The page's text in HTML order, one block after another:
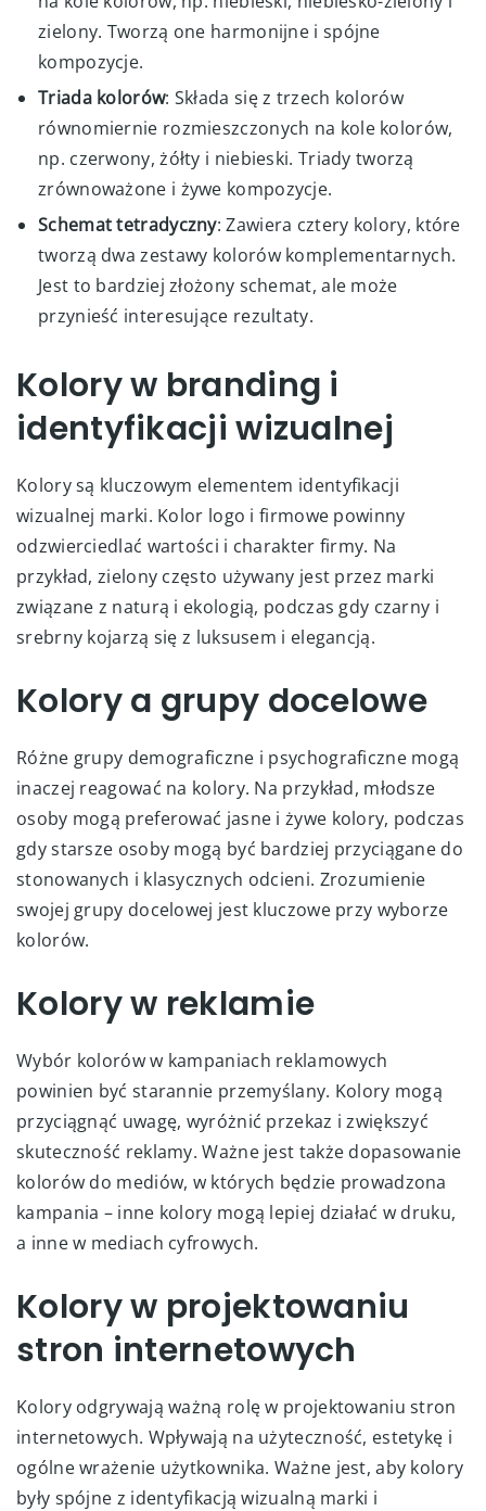
zielony. Tworzą one harmonijne i spójne
kompozycje.
Triada kolorów: Składa się z trzech kolorów
równomiernie rozmieszczonych na kole kolorów,
np. czerwony, żółty i niebieski. Triady tworzą
zrównoważone i żywe kompozycje.
Schemat tetradyczny: Zawiera cztery kolory, które
tworzą dwa zestawy kolorów komplementarnych.
Jest to bardziej złożony schemat, ale może
przynieść interesujące rezultaty.
Kolory w branding i
identyfikacji wizualnej
Kolory są kluczowym elementem identyfikacji
wizualnej marki. Kolor logo i firmowe powinny
odzwierciedlać wartości i charakter firmy. Na
przykład, zielony często używany jest przez marki
związane z naturą i ekologią, podczas gdy czarny i
srebrny kojarzą się z luksusem i elegancją.
Kolory a grupy docelowe
Różne grupy demograficzne i psychograficzne mogą
inaczej reagować na kolory. Na przykład, młodsze
osoby mogą preferować jasne i żywe kolory, podczas
gdy starsze osoby mogą być bardziej przyciągane do
stonowanych i klasycznych odcieni. Zrozumienie
swojej grupy docelowej jest kluczowe przy wyborze
kolorów.
Kolory w reklamie
Wybór kolorów w kampaniach reklamowych
powinien być starannie przemyślany. Kolory mogą
przyciągnąć uwagę, wyróżnić przekaz i zwiększyć
skuteczność reklamy. Ważne jest także dopasowanie
kolorów do mediów, w których będzie prowadzona
kampania – inne kolory mogą lepiej działać w druku,
a inne w mediach cyfrowych.
Kolory w projektowaniu
stron internetowych
Kolory odgrywają ważną rolę w projektowaniu stron
internetowych. Wpływają na użyteczność, estetykę i
ogólne wrażenie użytkownika. Ważne jest, aby kolory
były spójne z identyfikacją wizualną marki i